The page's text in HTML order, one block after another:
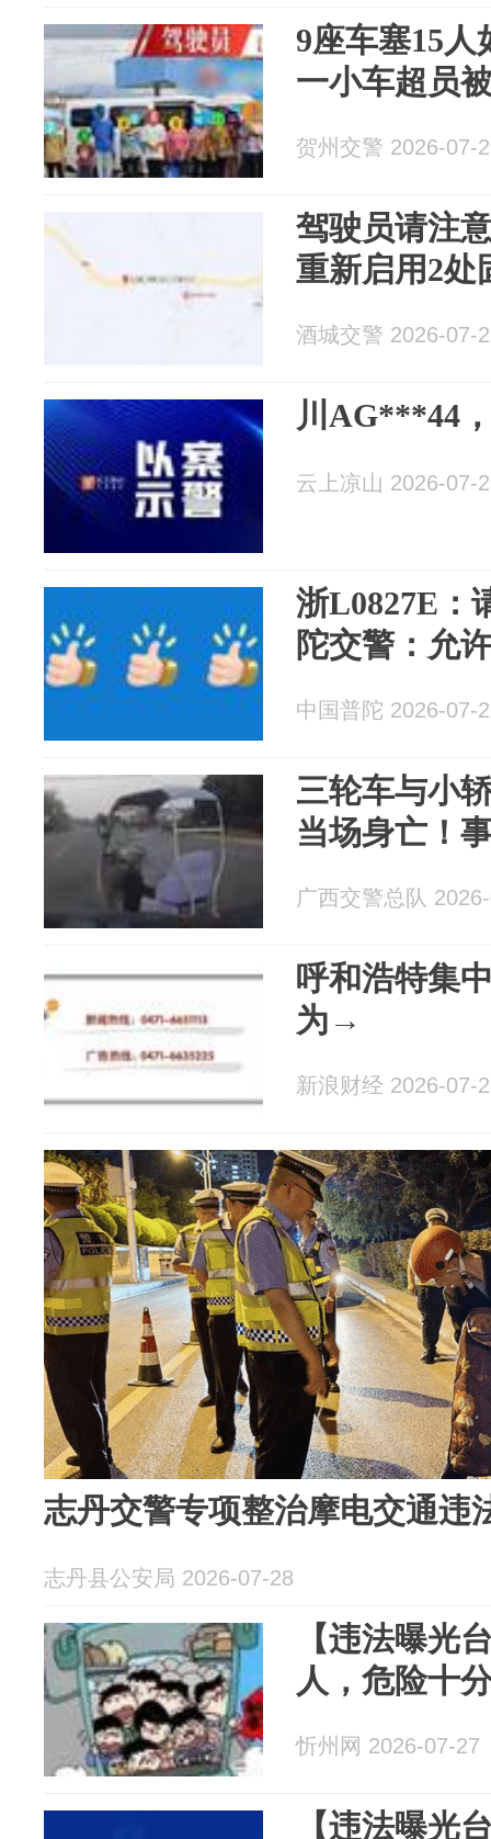
9座车塞15人
一小车超员
贺州交警 2026-07-
驾驶员请注
重新启用2
酒城交警 2026-07-
川AG***44
云上凉山 2026-07-
浙L0827E：
陀交警：允
中国普陀 2026-07-
三轮车与小
当场身亡！
广西交警总队
呼和浩特集
为→
新浪财经 2026-07-
志丹交警专项整治摩电交通违
志丹县公安局 2026-07-28
【违法曝光
人，危险十
忻州网 2026-07-27
【违法曝光